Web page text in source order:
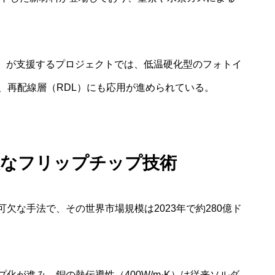
支援するプロジェクトでは、低温硬化型のフォトイ
配線層（RDL）にも応用が進められている。
フリップチップ技術
な手法で、その世界市場規模は2023年で約280億ド